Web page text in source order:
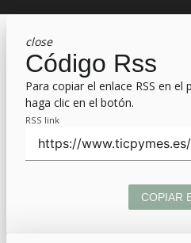
close
Código Rss
Para copiar el enlace RSS en el
haga clic en el botón.
RSS link
COPIAR